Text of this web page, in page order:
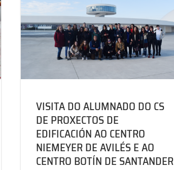
VISITA DO ALUMNADO DO CS
DE PROXECTOS DE
EDIFICACIÓN AO CENTRO
NIEMEYER DE AVILÉS E AO
CENTRO BOTÍN DE SANTANDER